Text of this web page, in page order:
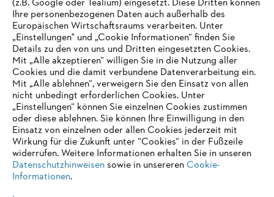
ImpressumDatenschutz
(z.B. Google oder Tealium) eingesetzt. Diese Dritten können
Ihre personenbezogenen Daten auch außerhalb des
Europäischen Wirtschaftsraums verarbeiten. Unter
„Einstellungen" und „Cookie Informationen“ finden Sie
Details zu den von uns und Dritten eingesetzten Cookies.
Mit „Alle akzeptieren“ willigen Sie in die Nutzung aller
Cookies und die damit verbundene Datenverarbeitung ein.
Mit „Alle ablehnen“, verweigern Sie den Einsatz von allen
nicht unbedingt erforderlichen Cookies. Unter
„Einstellungen“ können Sie einzelnen Cookies zustimmen
oder diese ablehnen. Sie können Ihre Einwilligung in den
Einsatz von einzelnen oder allen Cookies jederzeit mit
Wirkung für die Zukunft unter “Cookies“ in der Fußzeile
widerrufen. Weitere Informationen erhalten Sie in unseren
Datenschutzhinweisensowie in unsereren Cookie-
Informationen.